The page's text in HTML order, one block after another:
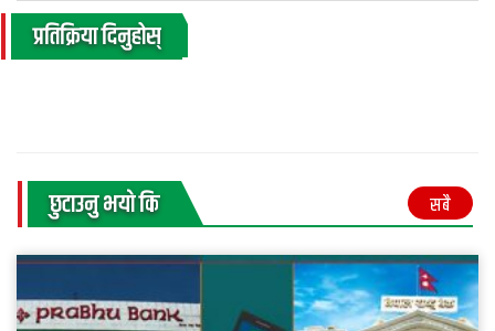
प्रतिक्रिया दिनुहोस्
छुटाउनु भयाे कि सबै